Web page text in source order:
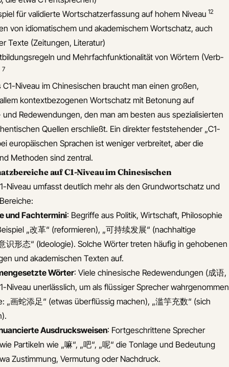
für validierte Wortschatzerfassung auf hohem Niveau 12
von idiomatischem und akademischem Wortschatz, auch
Texte (Zeitungen, Literatur)
und Mehrfachfunktionalität von Wörtern (Verb-
7
C1-Niveau im Chinesischen braucht man einen großen,
kontextbezogenen Wortschatz mit Betonung auf
und Redewendungen, den man am besten aus spezialisierten
Quellen erschließt. Ein direkter feststehender „C1-
europäischen Sprachen ist weniger verbreitet, aber die
Methoden sind zentral.
auf C1-Niveau im Chinesischen
Niveau umfasst deutlich mehr als den Grundwortschatz und
und Fachtermini: Begriffe aus Politik, Wirtschaft, Philosophie
„改革“ (reformieren), „可持续发展“ (nachhaltige
识形态“ (Ideologie). Solche Wörter treten häufig in gehobenen
und akademischen Texten auf.
Wörter: Viele chinesische Redewendungen (成语,
Niveau unerlässlich, um als flüssiger Sprecher wahrgenommen
„画蛇添足“ (etwas überflüssig machen), „滥竽充数“ (sich
Ausdrucksweisen: Fortgeschrittene Sprecher
Partikeln wie „嘛“, „吧“, „呢“ die Tonlage und Bedeutung
Zustimmung, Vermutung oder Nachdruck.